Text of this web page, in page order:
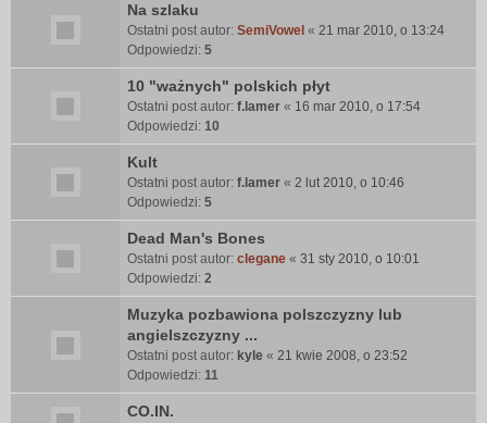
Na szlaku
Ostatni post autor: SemiVowel « 21 mar 2010, o 13:24
Odpowiedzi: 5
10 "ważnych" polskich płyt
Ostatni post autor: f.lamer « 16 mar 2010, o 17:54
Odpowiedzi: 10
Kult
Ostatni post autor: f.lamer « 2 lut 2010, o 10:46
Odpowiedzi: 5
Dead Man's Bones
Ostatni post autor: clegane « 31 sty 2010, o 10:01
Odpowiedzi: 2
Muzyka pozbawiona polszczyzny lub
angielszczyzny ...
Ostatni post autor: kyle « 21 kwie 2008, o 23:52
Odpowiedzi: 11
CO.IN.